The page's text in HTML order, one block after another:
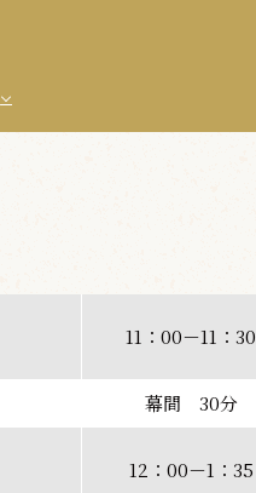
11：00－11：30
幕間 30分
12：00－1：35